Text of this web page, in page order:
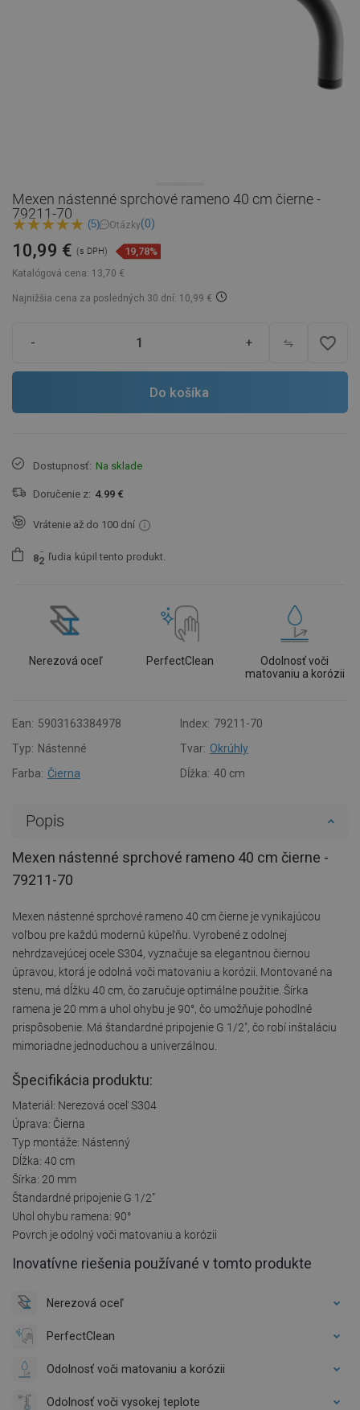
Mexen nástenné sprchové rameno 40 cm čierne -
79211-70
(5) Otázky(0)
Katalógová cena: 13,70 €
10,99 € (s DPH) 19,78%
Najnižšia cena za posledných 30 dní: 10,99 €
- + favorite_border
Do košíka
Dostupnosť: Na sklade
Doručenie z: 4.99 €
Vrátenie až do 100 dní
82 ľudia kúpil tento produkt.
Nerezová oceľ PerfectClean
Odolnosť voči
matovaniu a korózii
Ean: 5903163384978 Index: 79211-70
Typ: Nástenné Tvar: Okrúhly
Farba: Čierna Dĺžka: 40 cm
Popis
Mexen nástenné sprchové rameno 40 cm čierne -
79211-70
Mexen nástenné sprchové rameno 40 cm čierne je vynikajúcou
voľbou pre každú modernú kúpeľňu. Vyrobené z odolnej
nehrdzavejúcej ocele S304, vyznačuje sa elegantnou čiernou
úpravou, ktorá je odolná voči matovaniu a korózii. Montované na
stenu, má dĺžku 40 cm, čo zaručuje optimálne použitie. Šírka
ramena je 20 mm a uhol ohybu je 90°, čo umožňuje pohodlné
prispôsobenie. Má štandardné pripojenie G 1/2", čo robí inštaláciu
mimoriadne jednoduchou a univerzálnou.
Špecifikácia produktu:
Materiál: Nerezová oceľ S304
Úprava: Čierna
Typ montáže: Nástenný
Dĺžka: 40 cm
Šírka: 20 mm
Štandardné pripojenie G 1/2"
Uhol ohybu ramena: 90°
Povrch je odolný voči matovaniu a korózii
Inovatívne riešenia používané v tomto produkte
Nerezová oceľ
PerfectClean
Odolnosť voči matovaniu a korózii
Odolnosť voči vysokej teplote